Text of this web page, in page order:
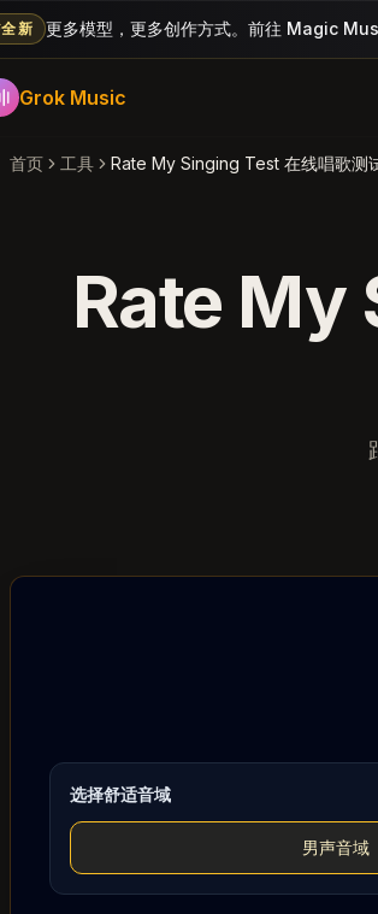
全新 更多模型，更多创作方式。前往 Magic
Grok Music
首页 工具 Rate My Singing Test 在线唱歌测
Rate My
选择舒适音域
男声音域